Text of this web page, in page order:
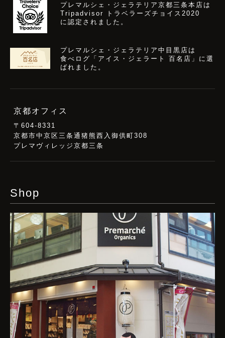
プレマルシェ・ジェラテリア京都三条本店は
Tripadvisor トラベラーズチョイス2020
に認定されました。
プレマルシェ・ジェラテリア中目黒店は
食べログ「アイス・ジェラート 百名店」に選
ばれました。
京都オフィス
〒604-8331
京都市中京区三条通猪熊西入御供町308
プレマヴィレッジ京都三条
Shop